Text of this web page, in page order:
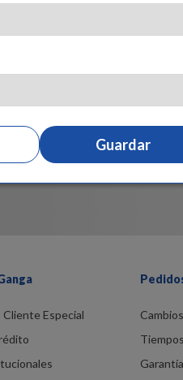
Guardar
Cliente Especial